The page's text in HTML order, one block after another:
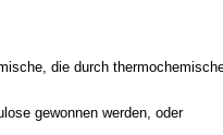
die durch
gewonnen werden, oder